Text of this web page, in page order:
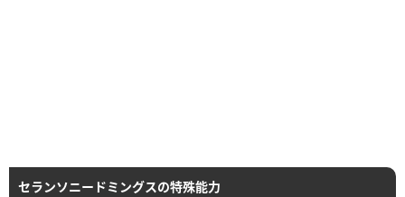
セランソニードミングスの特殊能力